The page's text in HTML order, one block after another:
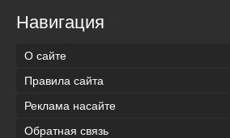
Навигация
О сайте
Правила сайта
Реклама насайте
Обратная связь